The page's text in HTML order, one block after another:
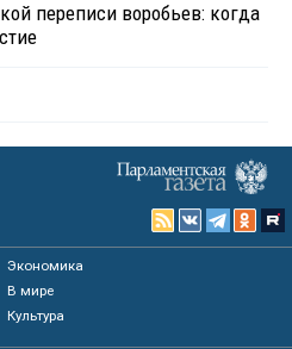
переписи воробьев: когда
Экономика
В мире
Культура